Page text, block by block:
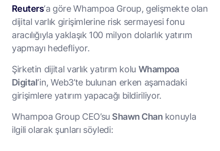
Reuters‘a göre Whampoa Group, gelişmekte olan
dijital varlık girişimlerine risk sermayesi fonu
aracılığıyla yaklaşık 100 milyon dolarlık yatırım
yapmayı hedefliyor.
Şirketin dijital varlık yatırım kolu Whampoa
Digital‘in, Web3’te bulunan erken aşamadaki
girişimlere yatırım yapacağı bildiriliyor.
Whampoa Group CEO’su Shawn Chan konuyla
ilgili olarak şunları söyledi: